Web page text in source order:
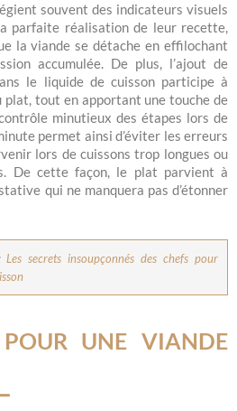
souvent des indicateurs visuels
parfaite réalisation de leur recette,
la viande se détache en effilochant
accumulée. De plus, l’ajout de
le liquide de cuisson participe à
tout en apportant une touche de
minutieux des étapes lors de
permet ainsi d’éviter les erreurs
lors de cuissons trop longues ou
De cette façon, le plat parvient à
qui ne manquera pas d’étonner
:Les secrets insoupçonnés des chefs pour
POUR UNE VIANDE